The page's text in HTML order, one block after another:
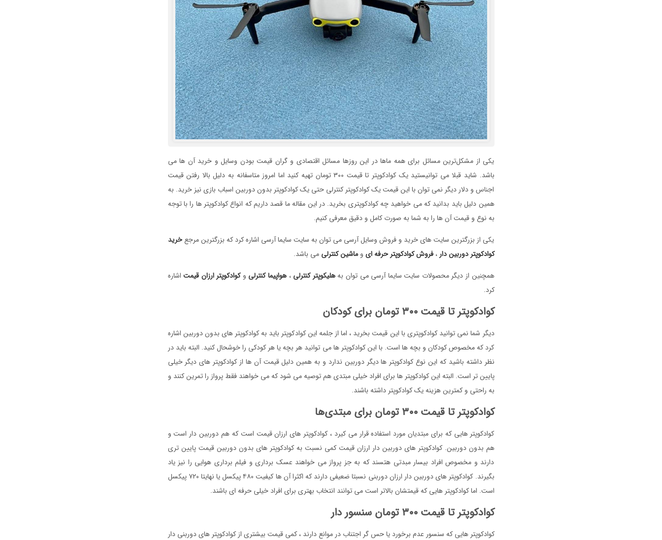
یکی از مشکل‌ترین مسائل برای همه ماها در این روزها مسائل اقتصادی و گران قیمت بودن وسایل و خرید آن ها می
باشد. شاید قبلا می توانیستید یک کوادکوپتر تا قیمت ۳۰۰ تومان تهیه کنید اما امروز متاسفانه به دلیل بالا رفتن قیمت
اجناس و دلار دیگر نمی توان با این قیمت یک کوادکوپتر کنترلی حتی یک کوادکوپتر بدون دوربین اسباب بازی نیز خرید. به
همین دلیل باید بدانید که می خواهید چه کوادکوپتری بخرید. در این مقاله ما قصد داریم که انواع کوادکوپتر ها را با توجه
به نوع و قیمت آن ها را به شما به صورت کامل و دقیق معرفی کنیم.
یکی از بزرگترین سایت های خرید و فروش وسایل آرسی می توان به سایت سایما آرسی اشاره کرد که بزرگترین مرجعخرید
کوادکوپتر دوربین دار ،فروش کوادکوپتر حرفه ای وماشین کنترلی می باشد.
همچنین از دیگر محصولات سایت سایما آرسی می توان بههلیکوپتر کنترلی ، هواپیما کنترلی وکوادکوپتر ارزان قیمتاشاره
کرد.
کوادکوپتر تا قیمت ۳۰۰ تومان برای کودکان
دیگر شما نمی توانید کوادکوپتری با این قیمت بخرید ، اما از جلمه این کوادکوپتر باید به کوادکوپتر های بدون دوربین اشاره
کرد که مخصوص کودکان و بچه ها است. با این کوادکوپتر ها می توانید هر بچه یا هر کودکی را خوشحال کنید. البته باید در
نظر داشته باشید که این نوع کوادکوپتر ها دیگر دوربین ندارد و به همین دلیل قیمت آن ها از کوادکوپتر های دیگر خیلی
پایین تر است. البته این کوادکوپتر ها برای افراد خیلی مبتدی هم توصیه می شود که می خواهند فقط پرواز را تمرین کنند و
به راحتی و کمترین هزینه یک کوادکوپتر داشته باشند.
کوادکوپتر تا قیمت ۳۰۰ تومان برای مبتدی‌ها
کوادکوپتر هایی که برای مبتدیان مورد استفاده قرار می کیرد ، کوادکوپتر های ارزان قیمت است که هم دوربین دار است و
هم بدون دوربین. کوادکوپتر های دوربین دار ارزان قیمت کمی نسبت به کوادکوپتر های بدون دوربین قیمت پایین تری
دارند و مخصوص افراد بیسار مبدتی هتسند که به جز پرواز می خواهند عسک برداری و فیلم برداری هوایی را نیز یاد
بگیرند. کوادکوپتر های دوربین دار ارزان دوربنی نسبتا ضعیفی دارند که اکثرا آن ها کیفیت ۴۸۰ پیکسل یا نهایتا ۷۲۰ پیکسل
است. اما کوادکوپتر هایی که قیمتشان بالاتر است می توانند انتخاب بهتری برای افراد خیلی حرفه ای باشند.
کوادکوپتر تا قیمت ۳۰۰ تومان سنسور دار
کوادکوپتر هایی که سنسور عدم برخورد یا حس گر اجتناب در موانع دارند ، کمی قیمت بیشتری از کوادکوپتر های دوربنی دار